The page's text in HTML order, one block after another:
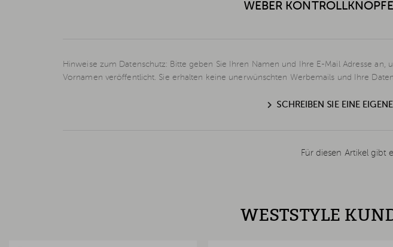
WEBER
Hinweise zum Datenschutz: Bitte geben Sie Ihren Namen und Ihre E-Mail Adresse
Vornamen veröffentlicht. Sie erhalten keine unerwünschten Werbemails und Ihre
SCHREIBEN SIE EINE
Für diesen Artikel gibt
WESTSTYLE